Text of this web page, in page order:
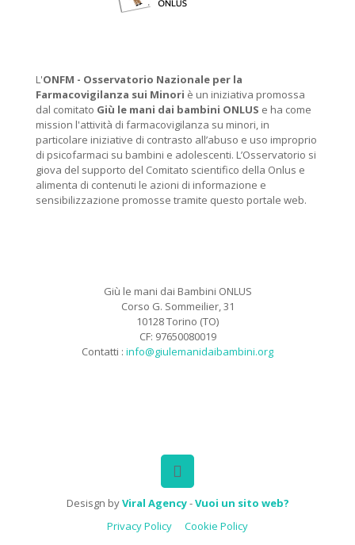
L'ONFM - Osservatorio Nazionale per la
Farmacovigilanza sui Minori è un iniziativa promossa
dal comitato Giù le mani dai bambini ONLUS e ha come
mission l'attività di farmacovigilanza su minori, in
particolare iniziative di contrasto all’abuso e uso improprio
di psicofarmaci su bambini e adolescenti. L’Osservatorio si
giova del supporto del Comitato scientifico della Onlus e
alimenta di contenuti le azioni di informazione e
sensibilizzazione promosse tramite questo portale web.
Giù le mani dai Bambini ONLUS
Corso G. Sommeilier, 31
10128 Torino (TO)
CF: 97650080019
Contatti : info@giulemanidaibambini.org
Desisgn byViral Agency-Vuoi un sito web?
Privacy Policy
Cookie Policy